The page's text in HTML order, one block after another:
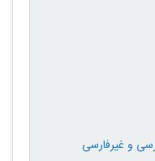
و غیرفارسی